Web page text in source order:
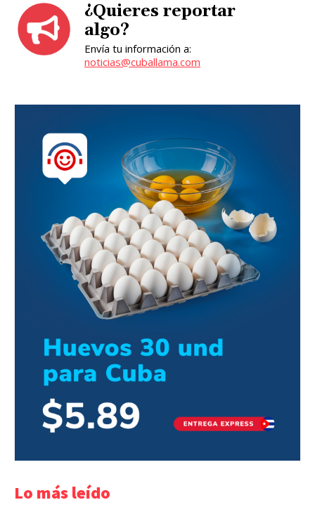
¿Quieres reportar
algo?
Envía tu información a:
noticias@cuballama.com
Lo más leído